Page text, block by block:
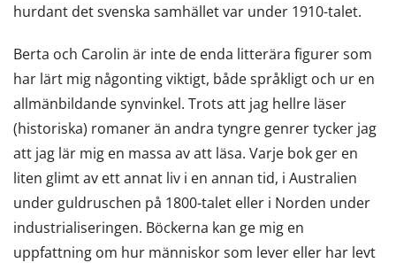
hurdant det svenska samhället var under 1910-talet.
Berta och Carolin är inte de enda litterära figurer som
har lärt mig någonting viktigt, både språkligt och ur en
allmänbildande synvinkel. Trots att jag hellre läser
(historiska) romaner än andra tyngre genrer tycker jag
att jag lär mig en massa av att läsa. Varje bok ger en
liten glimt av ett annat liv i en annan tid, i Australien
under guldruschen på 1800-talet eller i Norden under
industrialiseringen. Böckerna kan ge mig en
uppfattning om hur människor som lever eller har levt